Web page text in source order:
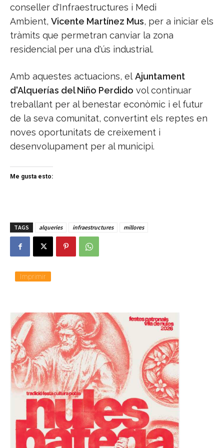
conseller d'Infraestructures i Medi
Ambient, Vicente Martínez Mus, per a iniciar els
tràmits que permetran canviar la zona
residencial per una d'ús industrial.
Amb aquestes actuacions, el Ajuntament
d'Alquerías del Niño Perdido vol continuar
treballant per al benestar econòmic i el futur
de la seva comunitat, convertint els reptes en
noves oportunitats de creixement i
desenvolupament per al municipi.
Me gusta esto:
TAGS alqueries infraestructures millores
Imprimir